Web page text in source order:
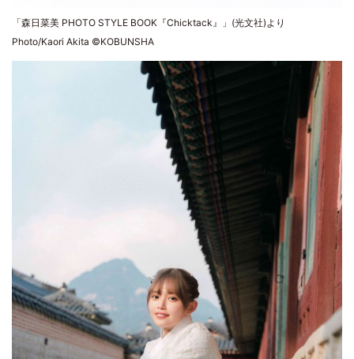
「森日菜美 PHOTO STYLE BOOK『Chicktack』」(光文社)より
Photo/Kaori Akita ©KOBUNSHA